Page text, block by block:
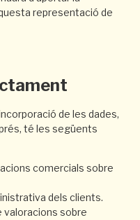
representació de
de les dades,
té les següents
comercials sobre
dels clients.
valoracions sobre